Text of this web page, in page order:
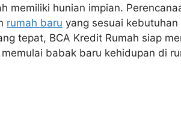
memiliki hunian impian.
rumah baru yang sesuai
tepat, BCA Kredit Rumah siap
babak baru kehidupan di